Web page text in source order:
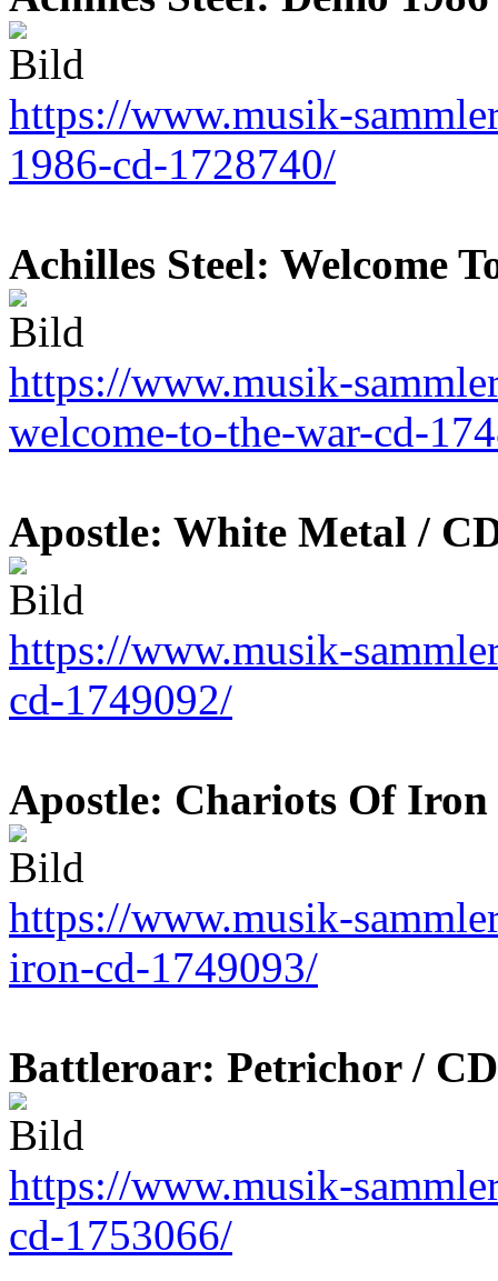
https://www.musik-
1986-cd-1728740/
Achilles Steel: Welcome
https://www.musik-
welcome-to-the-war-cd-
Apostle: White Metal /
https://www.musik-
cd-1749092/
Apostle: Chariots Of Iron
https://www.musik-
iron-cd-1749093/
Battleroar: Petrichor / CD
https://www.musik-
cd-1753066/